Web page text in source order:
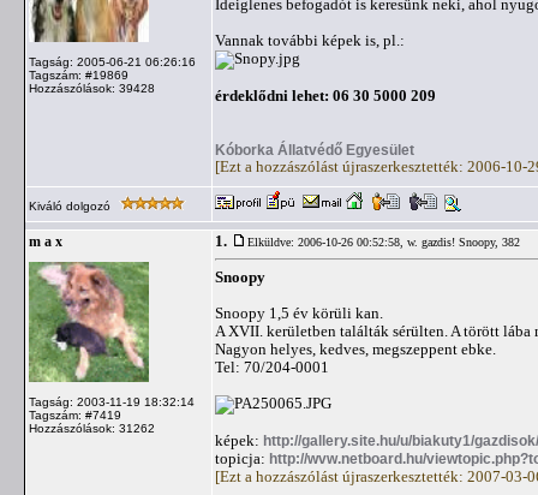
Tagság: 2005-06-21 06:26:16
Tagszám: #19869
Hozzászólások: 39428
Ideiglenes befogadót is keresünk neki, ahol
Vannak további képek is, pl.:
érdeklődni lehet: 06 30 5000 209
Kóborka Állatvédő Egyesület
[Ezt a hozzászólást újraszerkesztették: 2006-10-
Kiváló dolgozó
m a x
Tagság: 2003-11-19 18:32:14
Tagszám: #7419
Hozzászólások: 31262
1. Elküldve: 2006-10-26 00:52:58, w. gazdis! Snoopy, 382
Snoopy
Snoopy 1,5 év körüli kan.
A XVII. kerületben találták sérülten. A törött
Nagyon helyes, kedves, megszeppent ebke.
Tel: 70/204-0001
képek: http://gallery.site.hu/u/biakuty1/
topicja: http://wvw.netboard.hu/
[Ezt a hozzászólást újraszerkesztették: 2007-03-